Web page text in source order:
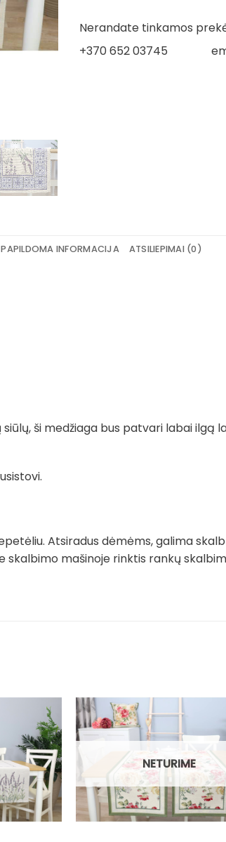
Nerandate tinkamos
+370 652 03745
PAPILDOMA INFORMACIJA ATSILIEPIMAI (0)
ši medžiaga bus patvari labai ilgą
Atsiradus dėmėms, galima
mašinoje rinktis rankų
NETURIME